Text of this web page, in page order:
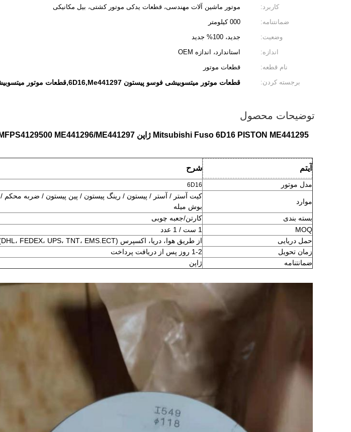
کاربرد:
موتور ماشین آلات مهندسی، قطعات یدکی موتور کشتی، بیل مکانیکی
ضمانتنامه:
000 کیلومتر
وضعیت:
جدید، 100% جدید
اندازه:
استاندارد، اندازه OEM
نام قطعه:
قطعات موتور
برجسته کردن:
قطعات موتور میتسوبیشی فوسو پیستون 6D16,Me441297,قطعات موتور میتسوبیشی فوسو Me441295
توضیحات محصول
Mitsubishi Fuso 6D16 PISTON ME441295 ژاپن MAHLE MFPS4129500 ME441296/ME441297
آیتم شرح
مدل موتور 6D16
موارد
کیت آستر / آستر / پیستون / رینگ پیستون / پین پیستون / ضربه محکم /
بوش میله
بسته بندی
کارتن/جعبه چوبی
MOQ
1 ست / 1 عدد
حمل دریایی
از طریق هوا، دریا، اکسپرس (DHL، FEDEX، UPS، TNT، EMS.ECT)
زمان تحویل
1-2 روز پس از دریافت پرداخت
ضمانتنامه
ژاپن